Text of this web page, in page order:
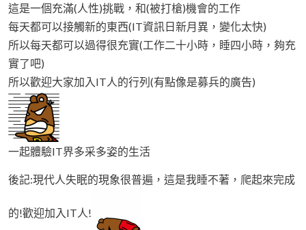
這是一個充滿(人性)挑戰，和(被打槍)機會的工作
每天都可以接觸新的東西(IT資訊日新月異，變化太快)
所以每天都可以過得很充實(工作二十小時，睡四小時，夠充
實了吧)
所以歡迎大家加入IT人的行列(有點像是募兵的廣告)
一起體驗IT界多采多姿的生活
後記:現代人失眠的現象很普遍，這是我睡不著，爬起來完成
的!歡迎加入IT人!